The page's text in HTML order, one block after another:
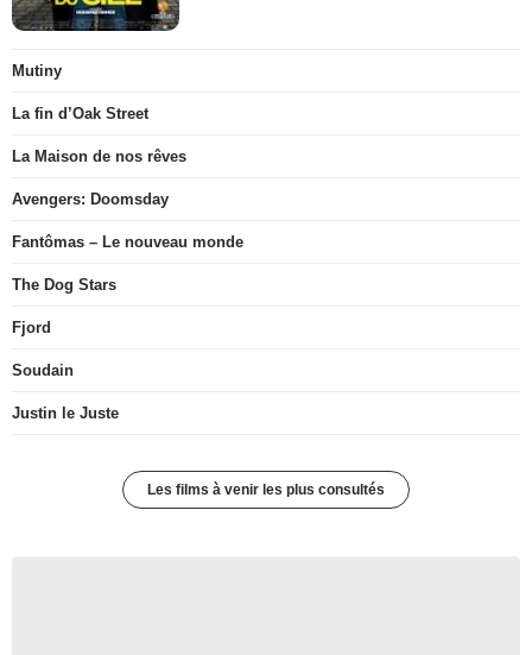
Mutiny
La fin d’Oak Street
La Maison de nos rêves
Avengers: Doomsday
Fantômas – Le nouveau monde
The Dog Stars
Fjord
Soudain
Justin le Juste
Les films à venir les plus consultés